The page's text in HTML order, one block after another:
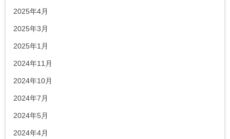
2025年4月
2025年3月
2025年1月
2024年11月
2024年10月
2024年7月
2024年5月
2024年4月